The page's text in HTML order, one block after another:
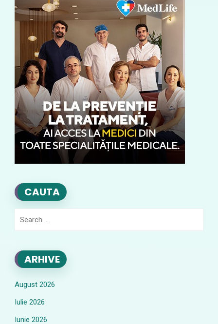
CAUTA
ARHIVE
August 2026
Iulie 2026
Iunie 2026